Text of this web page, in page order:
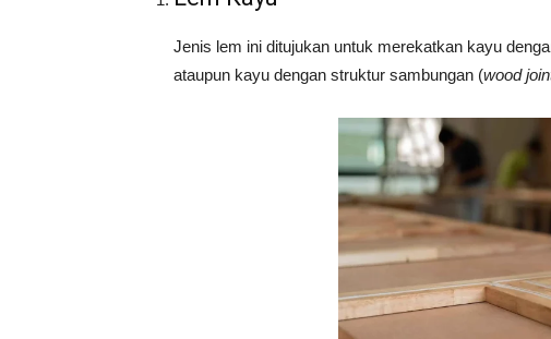
Jenis lem ini ditujukan untuk merekatkan kayu
ataupun kayu dengan struktur sambungan (wood